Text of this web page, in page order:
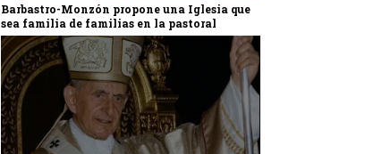
Barbastro-Monzón propone una Iglesia que
sea familia de familias en la pastoral